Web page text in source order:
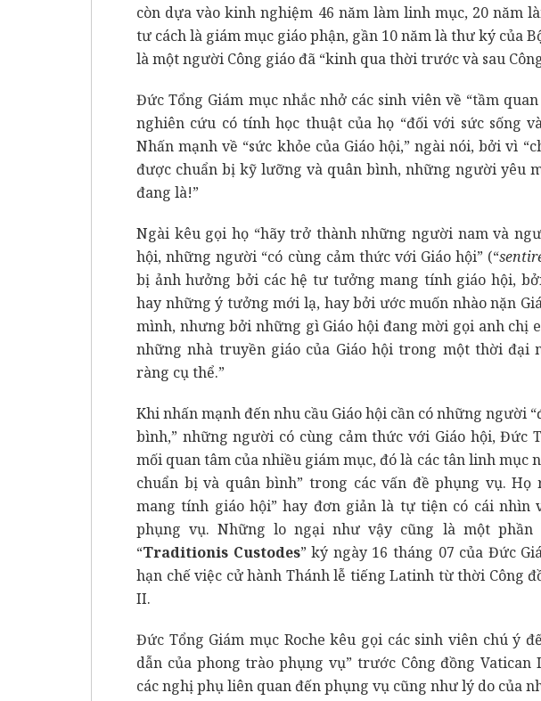
còn dựa vào kinh nghiệm 46 năm làm linh mục, 20 năm
tư cách là giám mục giáo phận, gần 10 năm là thư ký của
là một người Công giáo đã “kinh qua thời trước và sau
Đức Tổng Giám mục nhắc nhở các sinh viên về “tầm
nghiên cứu có tính học thuật của họ “đối với sức sống
Nhấn mạnh về “sức khỏe của Giáo hội,” ngài nói, bởi vì
được chuẩn bị kỹ lưỡng và quân bình, những người yêu
đang là!”
Ngài kêu gọi họ “hãy trở thành những người nam và
hội, những người “có cùng cảm thức với Giáo hội” (“
bị ảnh hưởng bởi các hệ tư tưởng mang tính giáo hội,
hay những ý tưởng mới lạ, hay bởi ước muốn nhào nặn
mình, nhưng bởi những gì Giáo hội đang mời gọi anh chị
những nhà truyền giáo của Giáo hội trong một thời đại
ràng cụ thể.”
Khi nhấn mạnh đến nhu cầu Giáo hội cần có những người
bình,” những người có cùng cảm thức với Giáo hội, Đức
mối quan tâm của nhiều giám mục, đó là các tân linh mục
chuẩn bị và quân bình” trong các vấn đề phụng vụ.
mang tính giáo hội” hay đơn giản là tự tiện có cái nhìn
phụng vụ. Những lo ngại như vậy cũng là một phần
“Traditionis Custodes” ký ngày 16 tháng 07 của Đức
hạn chế việc cử hành Thánh lễ tiếng Latinh từ thời Công
II.
Đức Tổng Giám mục Roche kêu gọi các sinh viên chú ý
dẫn của phong trào phụng vụ” trước Công đồng
các nghị phụ liên quan đến phụng vụ cũng như lý do của